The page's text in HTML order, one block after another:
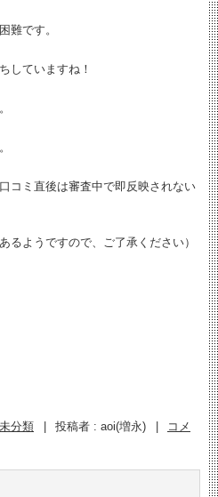
難です。
していますね！
コミ直後は審査中で即反映されない
るようですので、ご了承ください）
未分類 投稿者 : aoi(増永)
コメ